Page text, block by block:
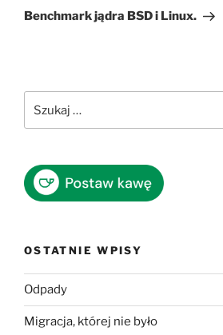
wpis
Benchmark jądra BSD i Linux.
OSTATNIE WPISY
Odpady
Migracja, której nie było